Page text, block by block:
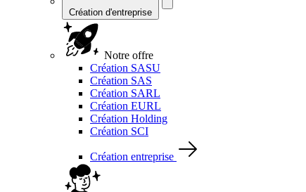
Création d'entreprise
Notre offre
Création SASU
Création SAS
Création SARL
Création EURL
Création Holding
Création SCI
Création entreprise